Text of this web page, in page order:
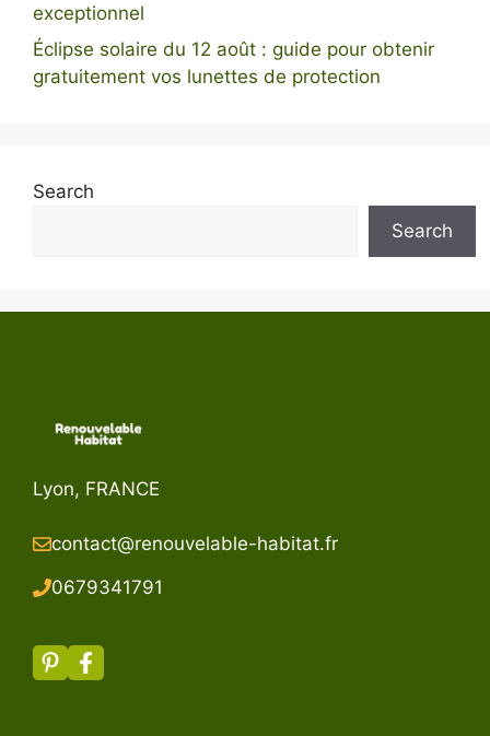
exceptionnel
Éclipse solaire du 12 août : guide pour obtenir
gratuitement vos lunettes de protection
Search
Search
Lyon, FRANCE
contact@renouvelable-habitat.fr
0679341791